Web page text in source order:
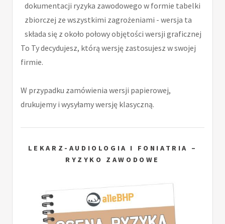
dokumentacji ryzyka zawodowego w formie tabelki
zbiorczej ze wszystkimi zagrożeniami - wersja ta
składa się z około połowy objętości wersji graficznej
To Ty decydujesz, którą wersję zastosujesz w swojej
firmie.
W przypadku zamówienia wersji papierowej,
drukujemy i wysyłamy wersję klasyczną.
LEKARZ-AUDIOLOGIA I FONIATRIA –
RYZYKO ZAWODOWE